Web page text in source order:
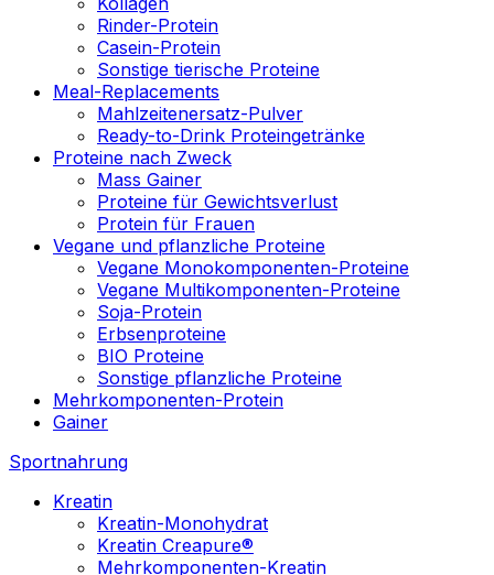
Rinder-Protein
Casein-Protein
Sonstige tierische Proteine
Meal-Replacements
Mahlzeitenersatz-Pulver
Ready-to-Drink Proteingetränke
Proteine nach Zweck
Mass Gainer
Proteine für Gewichtsverlust
Protein für Frauen
Vegane und pflanzliche Proteine
Vegane Monokomponenten-Proteine
Vegane Multikomponenten-Proteine
Soja-Protein
Erbsenproteine
BIO Proteine
Sonstige pflanzliche Proteine
Mehrkomponenten-Protein
Gainer
Sportnahrung
Kreatin
Kreatin-Monohydrat
Kreatin Creapure®
Mehrkomponenten-Kreatin